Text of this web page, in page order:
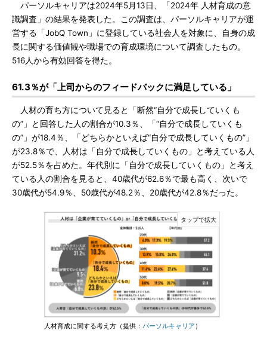
パーソルキャリアは2024年5月13日、「2024年 人材育成の意
識調査」の結果を発表した。この調査は、パーソルキャリアが運
営する「JobQ Town」に登録している社会人を対象に、自身の成
長に関する価値観や職場での育成環境について調査したもの。
516人から有効回答を得た。
61.3％が「上司からのフィードバックに満足している」
人材の育ち方について見ると「断然“自分で成長していくも
の”」と回答した人の割合が10.3％、「“自分で成長していくも
の”」が18.4％、「どちらかといえば“自分で成長していくもの”」
が23.8％で、人材は「自分で成長していくもの」と考えている人
が52.5％を占めた。年代別に「自分で成長していくもの」と考え
ている人の割合を見ると、40歳代が62.6％で最も高く、次いで
30歳代が54.9％、50歳代が48.2％、20歳代が42.8％だった。
人材育成に関する考え方（提供： パーソルキャリア）